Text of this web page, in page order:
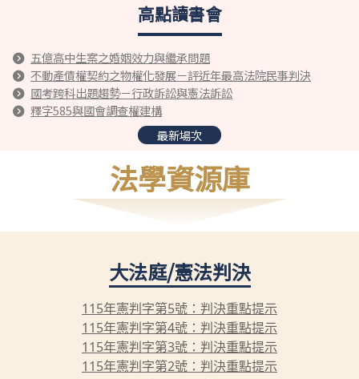
高點讀書會
五億高中生案之婚姻效力與繼承問題
不動產債權契約之物權化發展－評近年最高法院民事判決
國考跨科出題趨勢－行政訴訟與憲法訴訟
釋字585與國會調查權建構
最新場次
法學資源庫
大法庭/憲法判決
115年憲判字第5號：判決重點提示
115年憲判字第4號：判決重點提示
115年憲判字第3號：判決重點提示
115年憲判字第2號：判決重點提示